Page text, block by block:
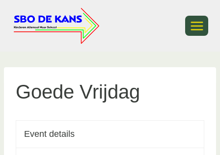
naar
Goede Vrijdag
Event details